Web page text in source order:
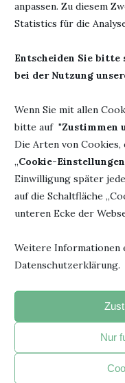
anpassen. Zu diesem
Statistics für die
Entscheiden Sie bitte
bei der Nutzung
Wenn Sie mit allen
bitte auf "Zustimmen
Die Arten von
„Cookie-Einstellungen
Einwilligung später
auf die Schaltfläche
unteren Ecke der
Weitere Informationen
Datenschutzerklärung.
Nur
EIN STILLES